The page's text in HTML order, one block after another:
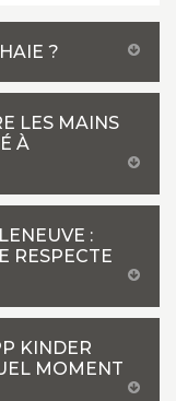
?
LES MAINS
À
:
RESPECTE
KINDER
MOMENT